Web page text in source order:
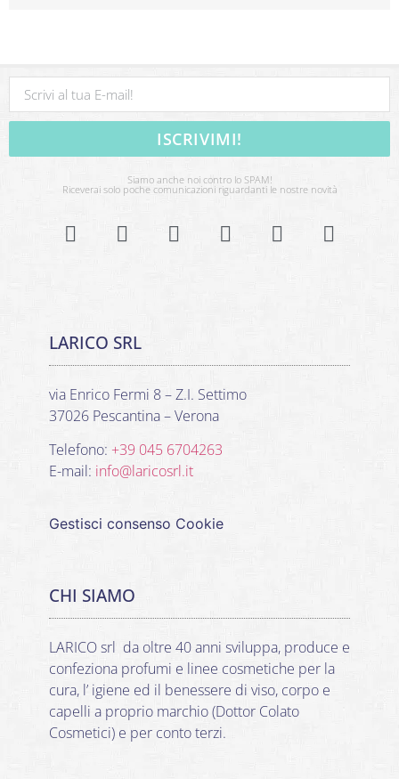
ISCRIVIMI!
Siamo anche noi contro lo SPAM!
Riceverai solo poche comunicazioni riguardanti le nostre novità
LARICO SRL
via Enrico Fermi 8 – Z.I. Settimo
37026 Pescantina – Verona
Telefono: +39 045 6704263
E-mail: info@laricosrl.it
Gestisci consenso Cookie
CHI SIAMO
LARICO srl da oltre 40 anni sviluppa, produce e
confeziona profumi e linee cosmetiche per la
cura, l’ igiene ed il benessere di viso, corpo e
capelli a proprio marchio (Dottor Colato
Cosmetici) e per conto terzi.